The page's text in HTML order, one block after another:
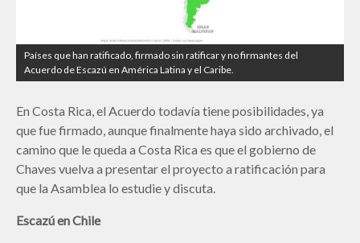
Países que han ratificado, firmado sin ratificar y no firmantes del
Acuerdo de Escazú en América Latina y el Caribe.
En Costa Rica, el Acuerdo todavía tiene posibilidades, ya
que fue firmado, aunque finalmente haya sido archivado, el
camino que le queda a Costa Rica es que el gobierno de
Chaves vuelva a presentar el proyecto a ratificación para
que la Asamblea lo estudie y discuta.
Escazú en Chile